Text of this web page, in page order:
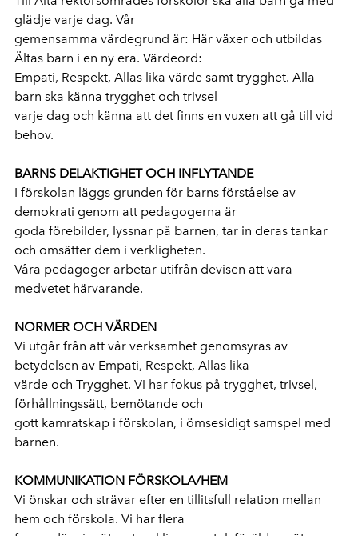
glädje varje dag. Vår
gemensamma värdegrund är: Här växer och utbildas
Ältas barn i en ny era. Värdeord:
Empati, Respekt, Allas lika värde samt trygghet. Alla
barn ska känna trygghet och trivsel
varje dag och känna att det finns en vuxen att gå till vid
behov.
BARNS DELAKTIGHET OCH INFLYTANDE
I förskolan läggs grunden för barns förståelse av
demokrati genom att pedagogerna är
goda förebilder, lyssnar på barnen, tar in deras tankar
och omsätter dem i verkligheten.
Våra pedagoger arbetar utifrån devisen att vara
medvetet härvarande.
NORMER OCH VÄRDEN
Vi utgår från att vår verksamhet genomsyras av
betydelsen av Empati, Respekt, Allas lika
värde och Trygghet. Vi har fokus på trygghet, trivsel,
förhållningssätt, bemötande och
gott kamratskap i förskolan, i ömsesidigt samspel med
barnen.
KOMMUNIKATION FÖRSKOLA/HEM
Vi önskar och strävar efter en tillitsfull relation mellan
hem och förskola. Vi har flera